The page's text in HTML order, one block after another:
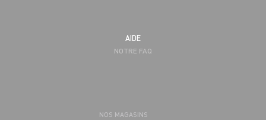
AIDE
NOTRE FAQ
NOS MAGASINS